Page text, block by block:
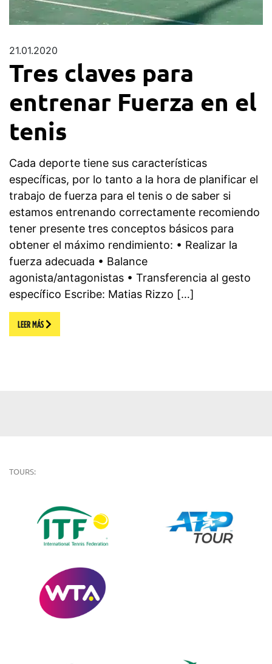
21.01.2020
Tres claves para
entrenar Fuerza en el
tenis
Cada deporte tiene sus características
específicas, por lo tanto a la hora de planificar el
trabajo de fuerza para el tenis o de saber si
estamos entrenando correctamente recomiendo
tener presente tres conceptos básicos para
obtener el máximo rendimiento: • Realizar la
fuerza adecuada • Balance
agonista/antagonistas • Transferencia al gesto
específico Escribe: Matias Rizzo […]
LEER MÁS
TOURS: